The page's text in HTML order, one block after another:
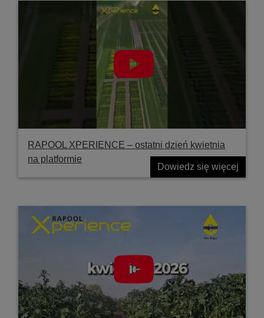
RAPOOL XPERIENCE – ostatni dzień kwietnia
na platformie
Dowiedz się więcej